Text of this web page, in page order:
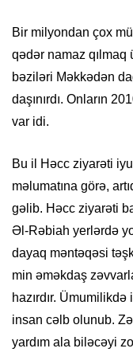
Bir milyondan çox
qədər namaz qılmaq
bəziləri Məkkədən
daşınırdı. Onların
var idi.
Bu il Həcc ziyarəti
məlumatına görə,
gəlib. Həcc ziyarəti
Əl-Rəbiah yerlərdə
dayaq məntəqəsi
min əməkdaş
hazırdır.
insan cəlb olunub.
yardım ala biləcəyi